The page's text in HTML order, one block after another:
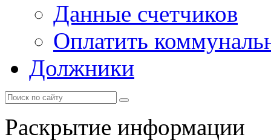
Данные счетчиков
Оплатить
Должники
Раскрытие информации